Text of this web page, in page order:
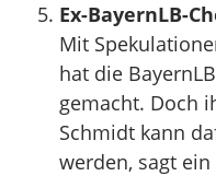
Ex-BayernLB-
Mit
hat die
gemacht. Doch
Schmidt kann
werden, sagt